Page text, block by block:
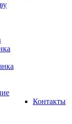
Контакты